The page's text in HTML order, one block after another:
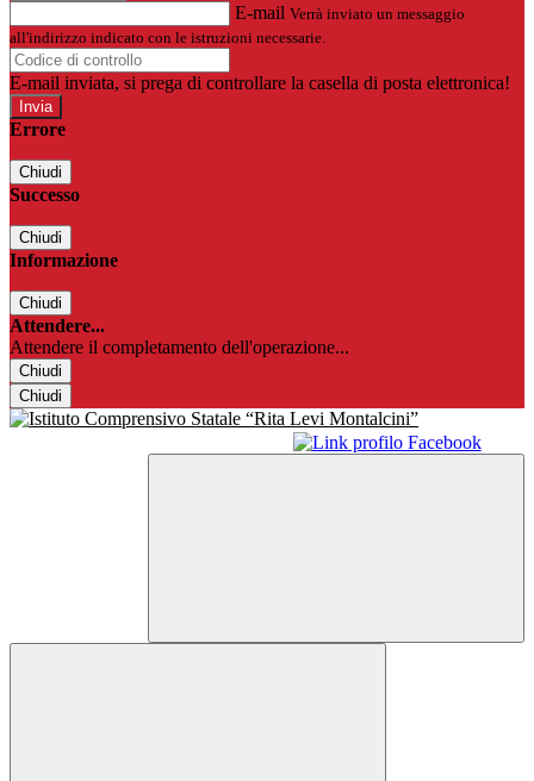
E-mail Verrà inviato un messaggio
all'indirizzo indicato con le istruzioni necessarie.
E-mail inviata, si prega di controllare la casella di posta elettronica!
Errore
Chiudi
Successo
Chiudi
Informazione
Chiudi
Attendere...
Attendere il completamento dell'operazione...
Chiudi
Chiudi